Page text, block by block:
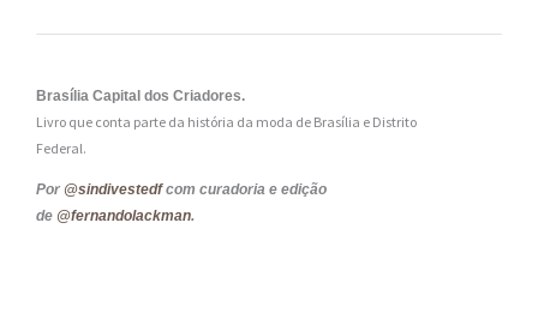
Brasília Capital dos Criadores.
Livro que conta parte da história da moda de Brasília e Distrito
Federal.
Por @sindivestedfcom curadoria e edição
de @fernandolackman.